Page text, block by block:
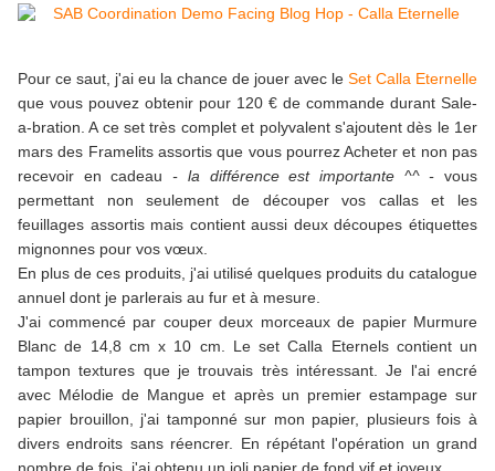
Pour ce saut, j'ai eu la chance de jouer avec le Set Calla Eternelle
que vous pouvez obtenir pour 120 € de commande durant Sale-
a-bration. A ce set très complet et polyvalent s'ajoutent dès le 1er
mars des Framelits assortis que vous pourrez Acheter et non pas
recevoir en cadeau- la différence est importante ^^ - vous
permettant non seulement de découper vos callas et les
feuillages assortis mais contient aussi deux découpes étiquettes
mignonnes pour vos vœux.
En plus de ces produits, j'ai utilisé quelques produits du catalogue
annuel dont je parlerais au fur et à mesure.
J'ai commencé par couper deux morceaux de papier Murmure
Blanc de 14,8 cm x 10 cm. Le set Calla Eternels contient un
tampon textures que je trouvais très intéressant. Je l'ai encré
avec Mélodie de Mangue et après un premier estampage sur
papier brouillon, j'ai tamponné sur mon papier, plusieurs fois à
divers endroits sans réencrer. En répétant l'opération un grand